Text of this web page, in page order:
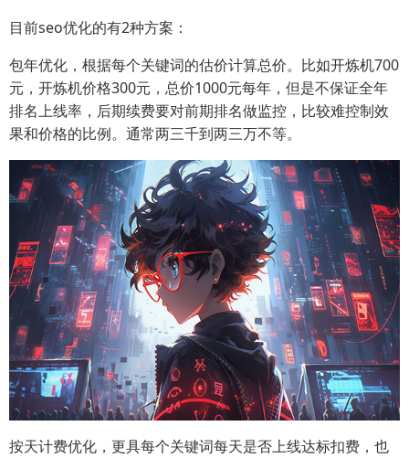
目前seo优化的有2种方案：
包年优化，根据每个关键词的估价计算总价。比如开炼机700
元，开炼机价格300元，总价1000元每年，但是不保证全年
排名上线率，后期续费要对前期排名做监控，比较难控制效
果和价格的比例。通常两三千到两三万不等。
按天计费优化，更具每个关键词每天是否上线达标扣费，也